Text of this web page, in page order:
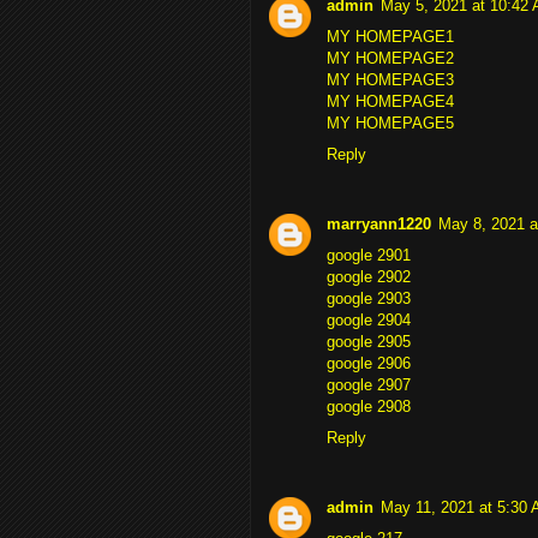
admin May 5, 2021 at 10:42
MY HOMEPAGE1
MY HOMEPAGE2
MY HOMEPAGE3
MY HOMEPAGE4
MY HOMEPAGE5
Reply
marryann1220 May 8, 2021
google 2901
google 2902
google 2903
google 2904
google 2905
google 2906
google 2907
google 2908
Reply
admin May 11, 2021 at 5:30